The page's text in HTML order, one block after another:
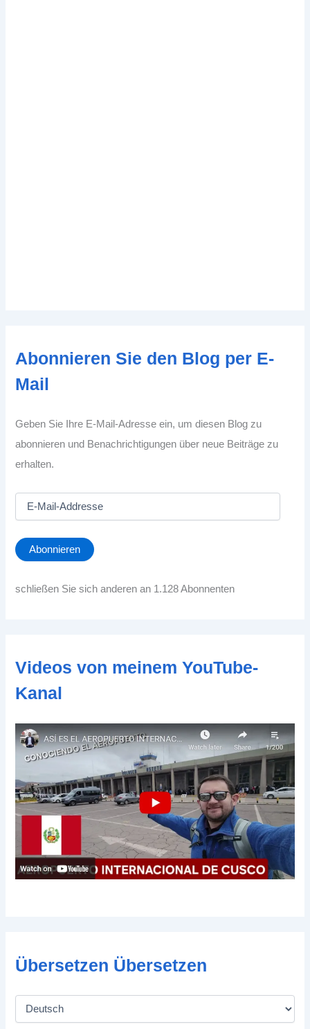
Abonnieren Sie den Blog per E-
Mail
Geben Sie Ihre E-Mail-Adresse ein, um diesen Blog zu
abonnieren und Benachrichtigungen über neue Beiträge zu
erhalten.
E
a
i
A
s
e
Abonnieren
schließen Sie sich anderen an 1.128 Abonnenten
Videos von meinem YouTube-
Kanal
Übersetzen Übersetzen